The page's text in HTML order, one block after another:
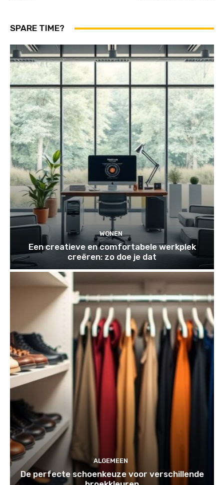
SPARE TIME?
WONEN
Een creatieve en comfortabele werkplek
creëren: zo doe je dat
ALGEMEEN
De perfecte schoenkeuze voor verschillende